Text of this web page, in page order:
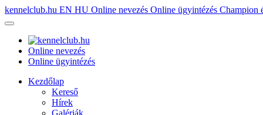
kennelclub.hu EN HU Online nevezés Online ügyintézés Champion
Online nevezés
Online ügyintézés
Kezdőlap
Kereső
Hírek
Galériák